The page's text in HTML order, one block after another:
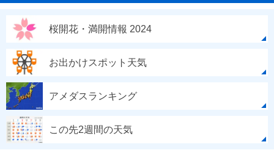
桜開花・満開情報 2024
お出かけスポット天気
アメダスランキング
この先2週間の天気